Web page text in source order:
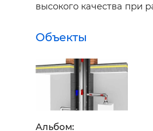
высокого качества при
Объекты
Альбом: